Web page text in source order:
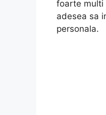
foarte multi
adesea sa
personala.